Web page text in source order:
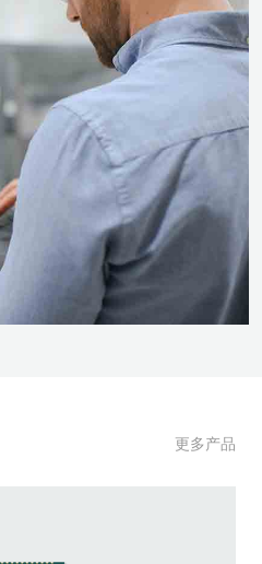
更多产品